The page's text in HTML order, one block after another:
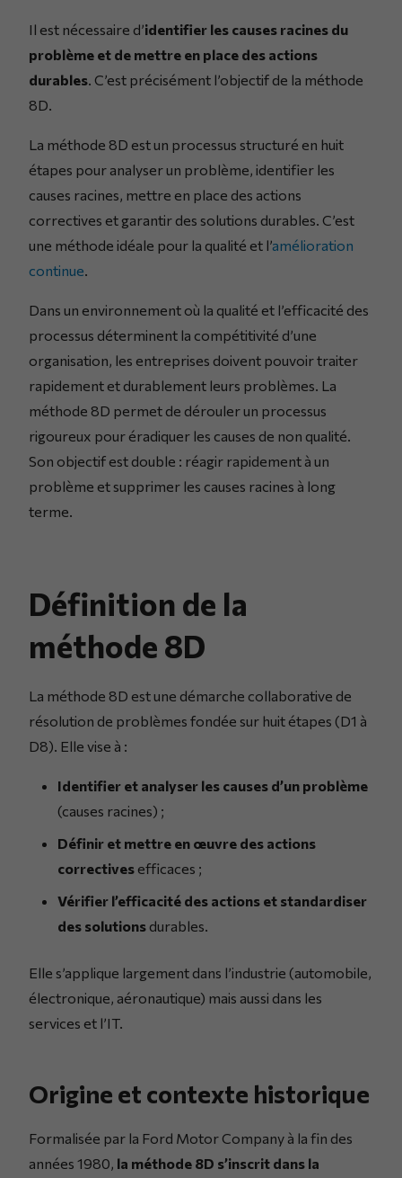
Il est nécessaire d’identifier les causes racines du
problème et de mettre en place des actions
durables. C’est précisément l’objectif de la méthode
8D.
La méthode 8D est un processus structuré en huit
étapes pour analyser un problème, identifier les
causes racines, mettre en place des actions
correctives et garantir des solutions durables. C’est
une méthode idéale pour la qualité et l’amélioration
continue.
Dans un environnement où la qualité et l’efficacité des
processus déterminent la compétitivité d’une
organisation, les entreprises doivent pouvoir traiter
rapidement et durablement leurs problèmes. La
méthode 8D permet de dérouler un processus
rigoureux pour éradiquer les causes de non qualité.
Son objectif est double : réagir rapidement à un
problème et supprimer les causes racines à long
terme.
Définition de la
méthode 8D
La méthode 8D est une démarche collaborative de
résolution de problèmes fondée sur huit étapes (D1 à
D8). Elle vise à :
Identifier et analyser les causes d’un problème
(causes racines) ;
Définir et mettre en œuvre des actions
correctives efficaces ;
Vérifier l’efficacité des actions et standardiser
des solutions durables.
Elle s’applique largement dans l’industrie (automobile,
électronique, aéronautique) mais aussi dans les
services et l’IT.
Origine et contexte historique
Formalisée par la Ford Motor Company à la fin des
années 1980, la méthode 8D s’inscrit dans la